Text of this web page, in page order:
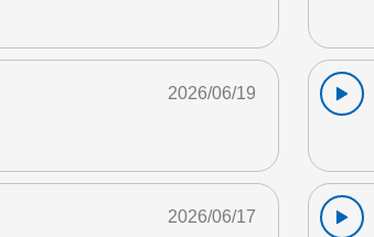
2026/06/19
2026/06/17